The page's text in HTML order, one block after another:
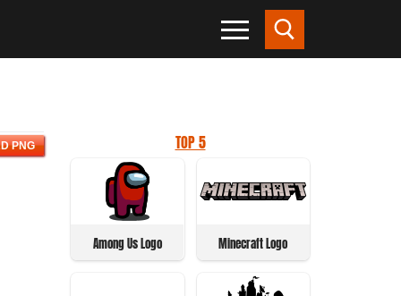
PNG TOP 5
Among Us Logo Minecraft Logo